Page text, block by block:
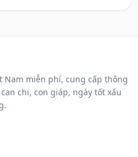
Nam miễn phí, cung cấp thông
chi, con giáp, ngày tốt xấu